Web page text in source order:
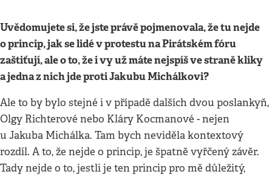
Uvědomujete si, že jste právě pojmenovala, že tu nejde
o princip, jak se lidé v protestu na Pirátském fóru
zaštiťují, ale o to, že i vy už máte nejspíš ve straně kliky
a jedna z nich jde proti Jakubu Michálkovi?
Ale to by bylo stejné i v případě dalších dvou poslankyň,
Olgy Richterové nebo Kláry Kocmanové - nejen
u Jakuba Michálka. Tam bych neviděla kontextový
rozdíl. A to, že nejde o princip, je špatně vyřčený závěr.
Tady nejde o to, jestli je ten princip pro mě důležitý,